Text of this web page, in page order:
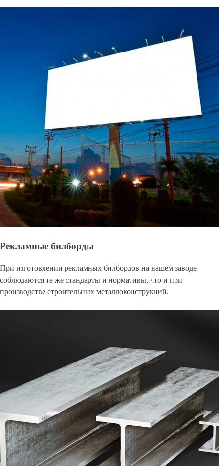
Рекламные билборды
При изготовлении рекламных билбордов на нашем заводе
соблюдаются те же стандарты и нормативы, что и при
производстве строительных металлоконструкций.